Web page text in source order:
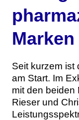
Personen
Über uns
Marken
Seit kurzem ist
am Start. Im
mit den beiden
Rieser und